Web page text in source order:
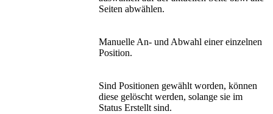
Seiten abwählen.
Manuelle An- und Abwahl einer einzelnen
Position.
Sind Positionen gewählt worden, können
diese gelöscht werden, solange sie im
Status Erstellt sind.